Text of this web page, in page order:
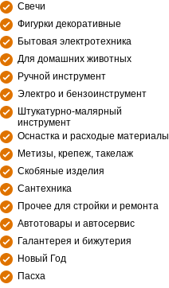
Свечи
Фигурки декоративные
Бытовая электротехника
Для домашних животных
Ручной инструмент
Электро и бензоинструмент
Штукатурно-малярный
инструмент
Оснастка и расходые материалы
Метизы, крепеж, такелаж
Скобяные изделия
Сантехника
Прочее для стройки и ремонта
Автотовары и автосервис
Галантерея и бижутерия
Новый Год
Пасха